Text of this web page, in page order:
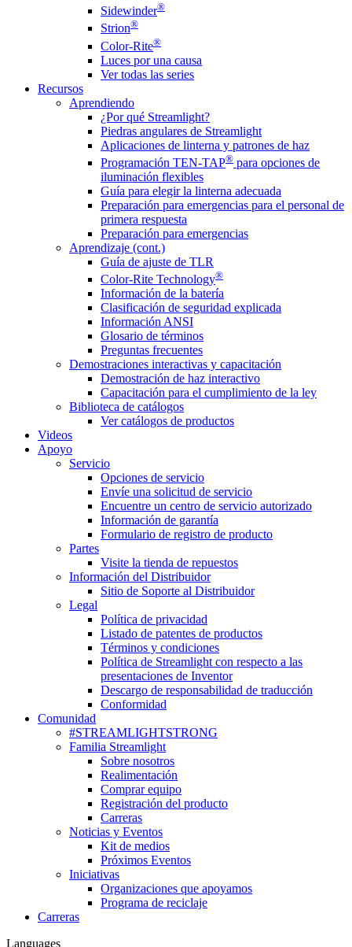
Sidewinder®
Strion®
Color-Rite®
Luces por una causa
Ver todas las series
Recursos
Aprendiendo
¿Por qué Streamlight?
Piedras angulares de Streamlight
Aplicaciones de linterna y patrones de haz
Programación TEN-TAP® para opciones de
iluminación flexibles
Guía para elegir la linterna adecuada
Preparación para emergencias para el personal de
primera respuesta
Preparación para emergencias
Aprendizaje (cont.)
Guía de ajuste de TLR
Color-Rite Technology®
Información de la batería
Clasificación de seguridad explicada
Información ANSI
Glosario de términos
Preguntas frecuentes
Demostraciones interactivas y capacitación
Demostración de haz interactivo
Capacitación para el cumplimiento de la ley
Biblioteca de catálogos
Ver catálogos de productos
Videos
Apoyo
Servicio
Opciones de servicio
Envíe una solicitud de servicio
Encuentre un centro de servicio autorizado
Información de garantía
Formulario de registro de producto
Partes
Visite la tienda de repuestos
Información del Distribuidor
Sitio de Soporte al Distribuidor
Legal
Política de privacidad
Listado de patentes de productos
Términos y condiciones
Política de Streamlight con respecto a las
presentaciones de Inventor
Descargo de responsabilidad de traducción
Conformidad
Comunidad
#STREAMLIGHTSTRONG
Familia Streamlight
Sobre nosotros
Realimentación
Comprar equipo
Registración del producto
Carreras
Noticias y Eventos
Kit de medios
Próximos Eventos
Iniciativas
Organizaciones que apoyamos
Programa de reciclaje
Carreras
Languages